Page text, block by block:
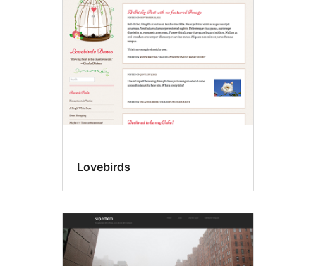
Lovebirds